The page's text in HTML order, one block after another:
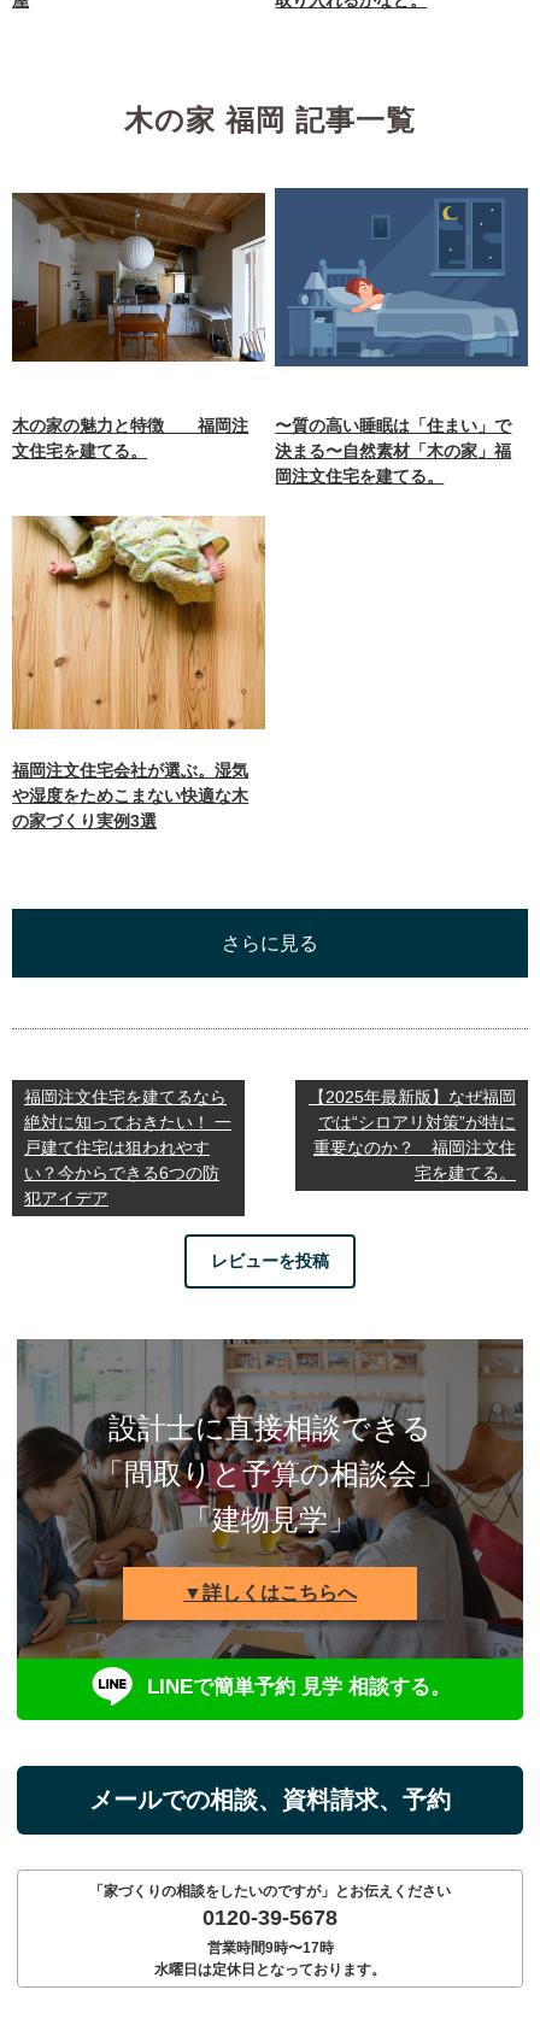
木の家 福岡 記事一覧
木の家の魅力と特徴 福岡注
文住宅を建てる。
〜質の高い睡眠は「住まい」で
決まる〜自然素材「木の家」福
岡注文住宅を建てる。
福岡注文住宅会社が選ぶ。湿気
や湿度をためこまない快適な木
の家づくり実例3選
さらに見る
福岡注文住宅を建てるなら
絶対に知っておきたい！ 一
戸建て住宅は狙われやす
い？今からできる6つの防
犯アイデア
【2025年最新版】なぜ福岡
では“シロアリ対策”が特に
重要なのか？ 福岡注文住
宅を建てる。
レビューを投稿
設計士に直接相談できる
「間取りと予算の相談会」
「建物見学」
▼詳しくはこちらへ
LINEで簡単予約 見学 相談する。
メールでの相談、資料請求、予約
「家づくりの相談をしたいのですが」とお伝えください
0120-39-5678
営業時間9時〜17時
水曜日は定休日となっております。